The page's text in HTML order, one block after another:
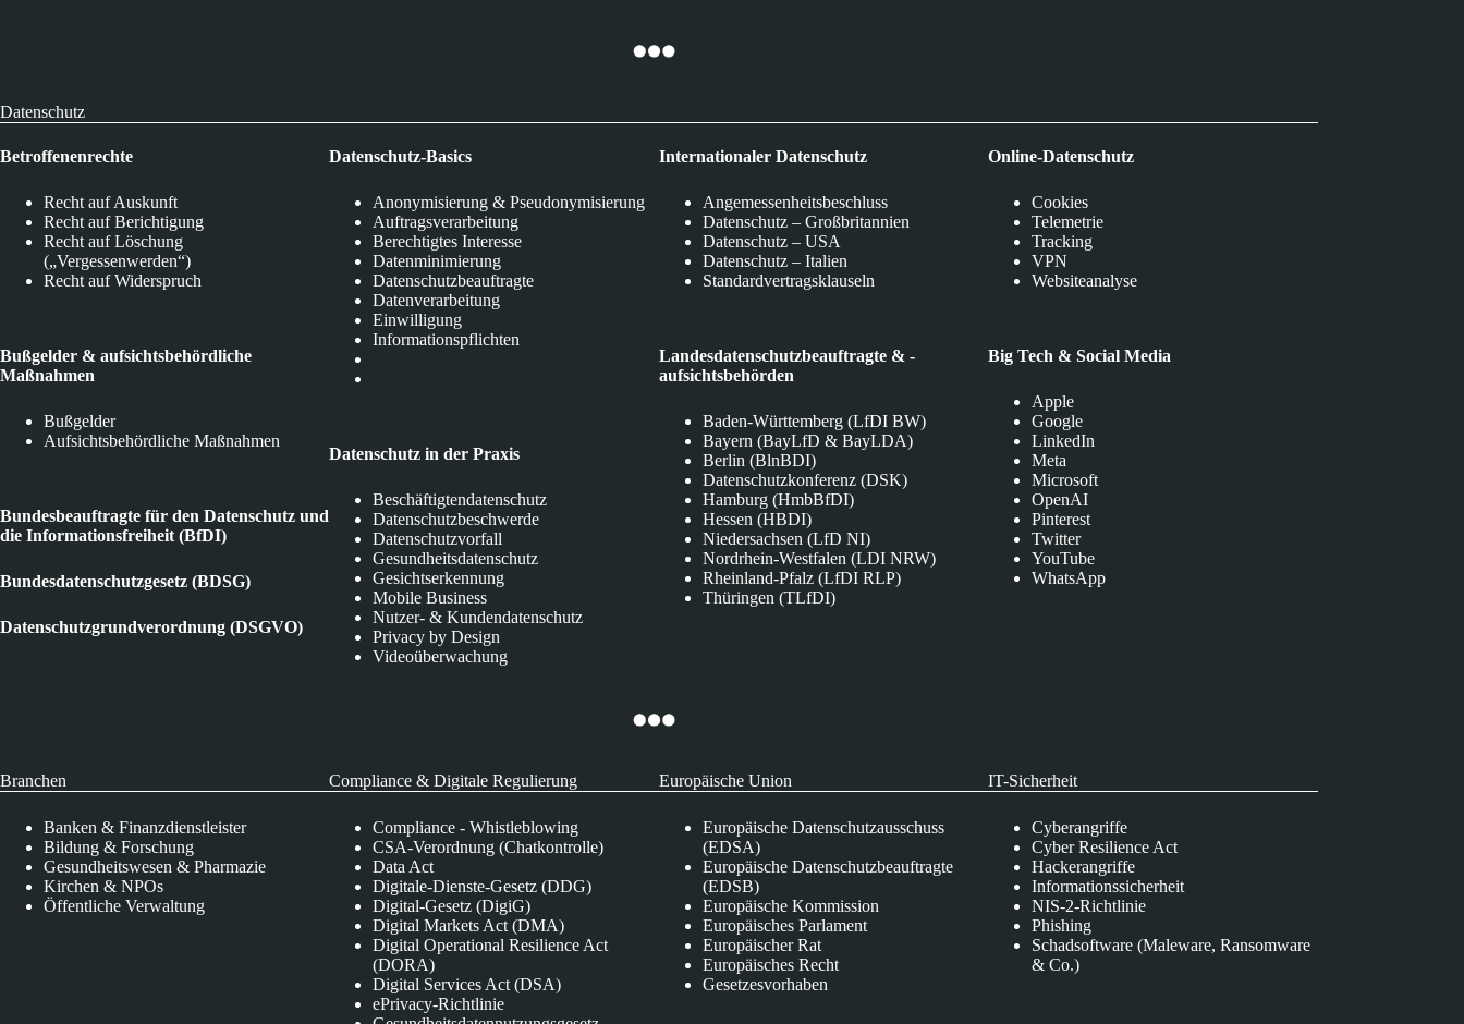
Datenschutz
Betroffenenrechte
Recht auf Auskunft
Recht auf Berichtigung
Recht auf Löschung
(„Vergessenwerden“)
Recht auf Widerspruch
Bußgelder & aufsichtsbehördliche
Maßnahmen
Bußgelder
Aufsichtsbehördliche Maßnahmen
Bundesbeauftragte für den Datenschutz und
die Informationsfreiheit (BfDI)
Bundesdatenschutzgesetz (BDSG)
Datenschutzgrundverordnung (DSGVO)
Datenschutz-Basics
Anonymisierung & Pseudonymisierung
Auftragsverarbeitung
Berechtigtes Interesse
Datenminimierung
Datenschutzbeauftragte
Datenverarbeitung
Einwilligung
Informationspflichten
Datenschutz in der Praxis
Beschäftigtendatenschutz
Datenschutzbeschwerde
Datenschutzvorfall
Gesundheitsdatenschutz
Gesichtserkennung
Mobile Business
Nutzer- & Kundendatenschutz
Privacy by Design
Videoüberwachung
Internationaler Datenschutz
Angemessenheitsbeschluss
Datenschutz – Großbritannien
Datenschutz – USA
Datenschutz – Italien
Standardvertragsklauseln
Landesdatenschutzbeauftragte & -
aufsichtsbehörden
Baden-Württemberg (LfDI BW)
Bayern (BayLfD & BayLDA)
Berlin (BlnBDI)
Datenschutzkonferenz (DSK)
Hamburg (HmbBfDI)
Hessen (HBDI)
Niedersachsen (LfD NI)
Nordrhein-Westfalen (LDI NRW)
Rheinland-Pfalz (LfDI RLP)
Thüringen (TLfDI)
Online-Datenschutz
Cookies
Telemetrie
Tracking
VPN
Websiteanalyse
Big Tech & Social Media
Apple
Google
LinkedIn
Meta
Microsoft
OpenAI
Pinterest
Twitter
YouTube
WhatsApp
Branchen
Banken & Finanzdienstleister
Bildung & Forschung
Gesundheitswesen & Pharmazie
Kirchen & NPOs
Öffentliche Verwaltung
Compliance & Digitale Regulierung
Compliance - Whistleblowing
CSA-Verordnung (Chatkontrolle)
Data Act
Digitale-Dienste-Gesetz (DDG)
Digital-Gesetz (DigiG)
Digital Markets Act (DMA)
Digital Operational Resilience Act
(DORA)
Digital Services Act (DSA)
ePrivacy-Richtlinie
Europäische Union
Europäische Datenschutzausschuss
(EDSA)
Europäische Datenschutzbeauftragte
(EDSB)
Europäische Kommission
Europäisches Parlament
Europäischer Rat
Europäisches Recht
Gesetzesvorhaben
IT-Sicherheit
Cyberangriffe
Cyber Resilience Act
Hackerangriffe
Informationssicherheit
NIS-2-Richtlinie
Phishing
Schadsoftware (Maleware, Ransomware
& Co.)